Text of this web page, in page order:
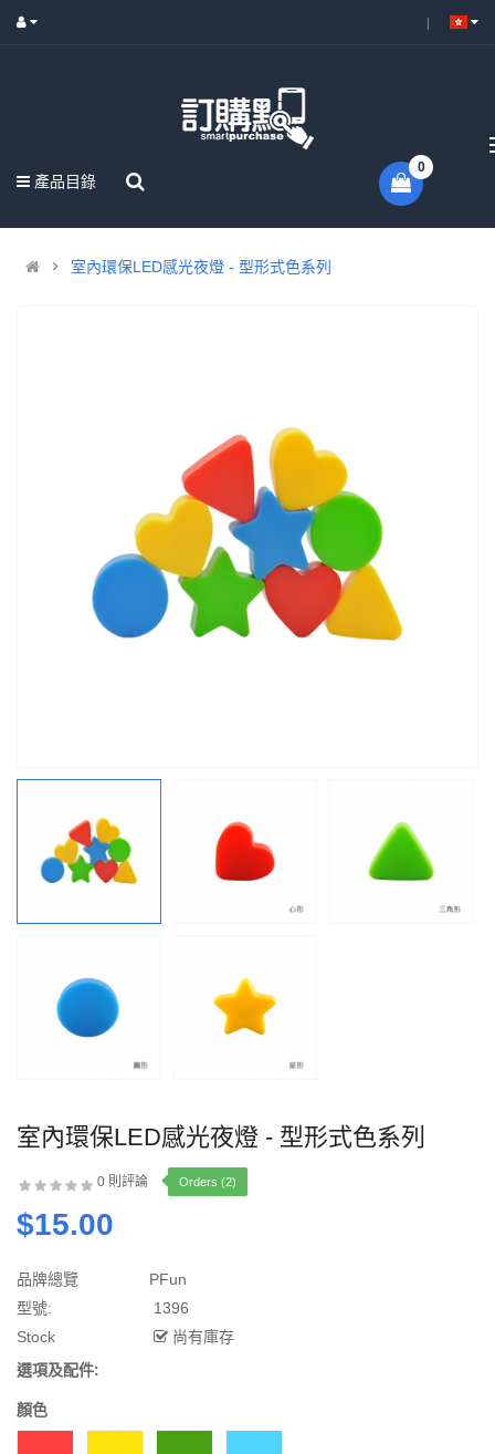
產品目錄
0
室內環保LED感光夜燈 - 型形式色系列
室內環保LED感光夜燈 - 型形式色系列
0 則評論 Orders (2)
$15.00
品牌總覽
PFun
型號:
1396
Stock
尚有庫存
選項及配件:
顏色